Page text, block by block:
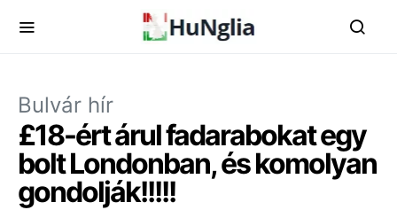
Bulvár hír
£18-ért árul fadarabokat egy
bolt Londonban, és komolyan
gondolják!!!!!